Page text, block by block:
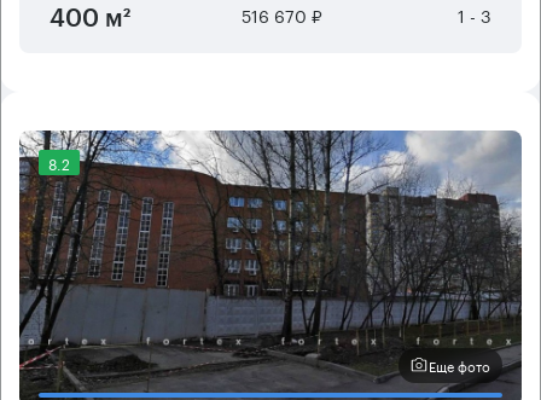
400 м² 516 670 ₽ 1 - 3
8.2
Еще фото